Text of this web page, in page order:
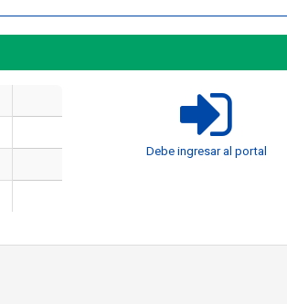
Debe ingresar al portal
un curso de
reales y qué
¿Cuánto dura un
y manejo de